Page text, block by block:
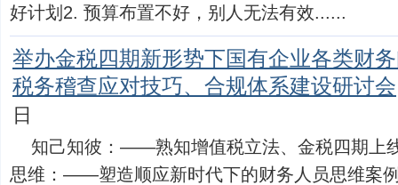
好计划2. 预算布置不好，别人无法有效......
举办金税四期新形势下国有企业各类财
税务稽查应对技巧、合规体系建设研讨会
日
知己知彼：——熟知增值税立法、金税四期上
思维：——塑造顺应新时代下的财务人员思维案